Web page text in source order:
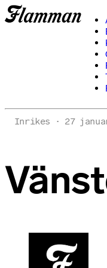
Inrikes 27